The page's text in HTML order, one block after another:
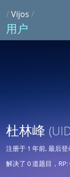
/Vijos /
用户
杜林峰
注册于 1 年前, 最后登
解决了 0 道题目，